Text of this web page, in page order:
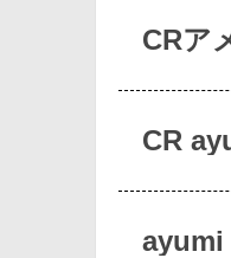
CRア
CR